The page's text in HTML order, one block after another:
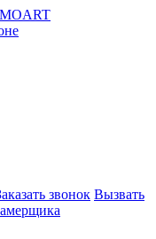
звонок Вызвать